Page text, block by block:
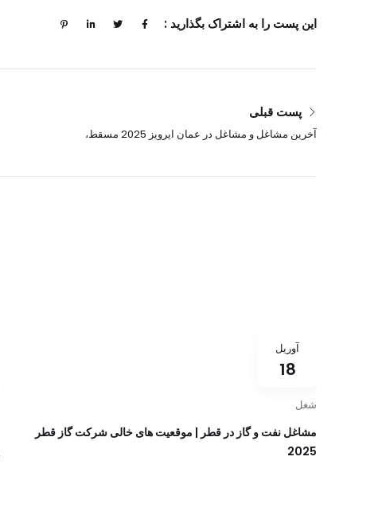
این پست را به اشتراک بگذارید :
پست قبلی
آخرین مشاغل و مشاغل در عمان ایرویز 2025 مسقط،
آوریل
18
شغل
مشاغل نفت و گاز در قطر | موقعیت های خالی شرکت گاز قطر
2025